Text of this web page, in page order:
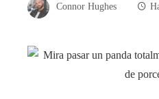
Connor Hughes